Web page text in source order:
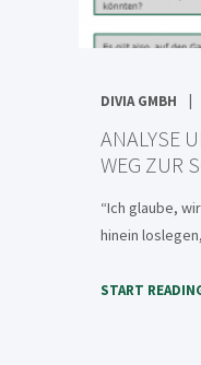
DIVIA GMBH
ANALYSE
WEG ZUR
“Ich glaube,
hinein
START